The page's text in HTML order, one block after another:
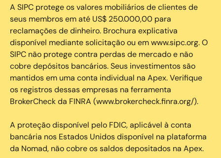
A SIPC protege os valores mobiliários de clientes de
seus membros em até US$ 250.000,00 para
reclamações de dinheiro. Brochura explicativa
disponível mediante solicitação ou em www.sipc.org. O
SIPC não protege contra perdas de mercado e não
cobre depósitos bancários. Seus investimentos são
mantidos em uma conta individual na Apex. Verifique
os registros dessas empresas na ferramenta
BrokerCheck da FINRA (www.brokercheck.finra.org/).
A proteção disponível pelo FDIC, aplicável à conta
bancária nos Estados Unidos disponível na plataforma
da Nomad, não cobre os saldos depositados na Apex.